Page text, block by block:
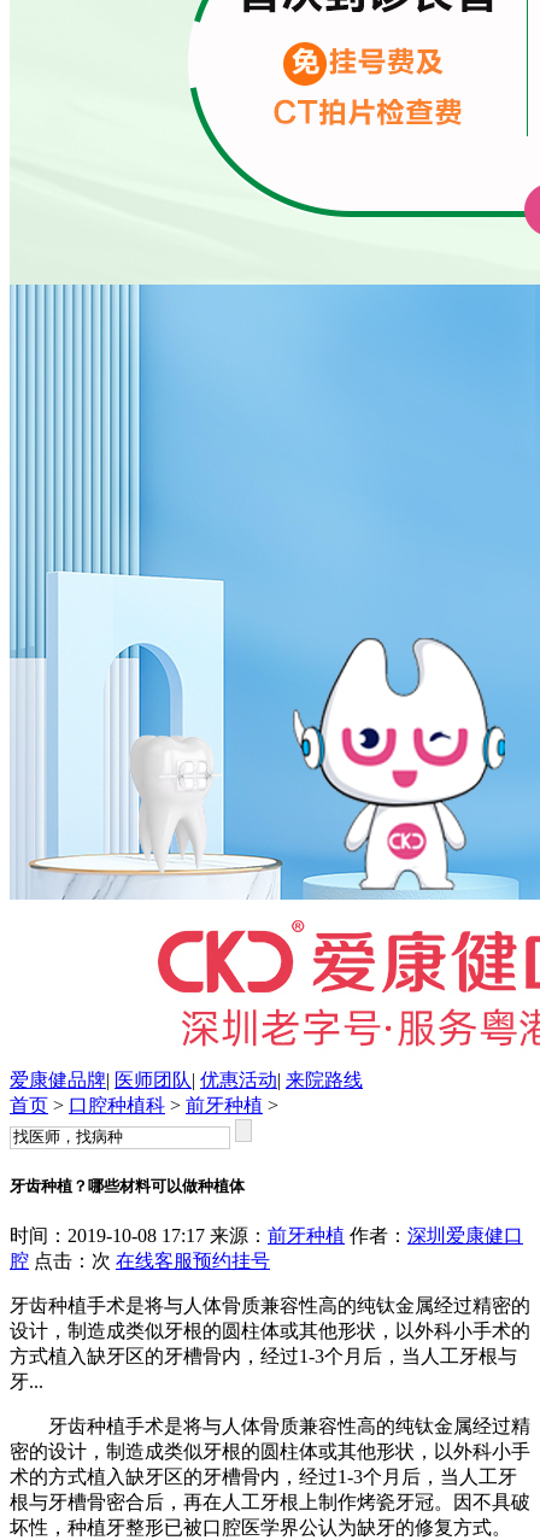
爱康健品牌| 医师团队| 优惠活动| 来院路线
首页 > 口腔种植科 > 前牙种植 >
牙齿种植？哪些材料可以做种植体
时间：2019-10-08 17:17 来源： 前牙种植 作者： 深圳爱康健口
腔 点击： 次 在线客服预约挂号
牙齿种植手术是将与人体骨质兼容性高的纯钛金属经过精密的
设计，制造成类似牙根的圆柱体或其他形状，以外科小手术的
方式植入缺牙区的牙槽骨内，经过1-3个月后，当人工牙根与
牙...
牙齿种植手术是将与人体骨质兼容性高的纯钛金属经过精
密的设计，制造成类似牙根的圆柱体或其他形状，以外科小手
术的方式植入缺牙区的牙槽骨内，经过1-3个月后，当人工牙
根与牙槽骨密合后，再在人工牙根上制作烤瓷牙冠。因不具破
坏性，种植牙整形已被口腔医学界公认为缺牙的修复方式。